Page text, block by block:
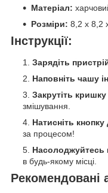
Матеріал:
Розміри: 8,2 х 8,2
Інструкції:
Зарядіть
Наповніть чашу
Закрутіть
змішування.
Натисніть
за процесом!
Насолоджуйтесь
в будь-якому місці.
Рекомендовані